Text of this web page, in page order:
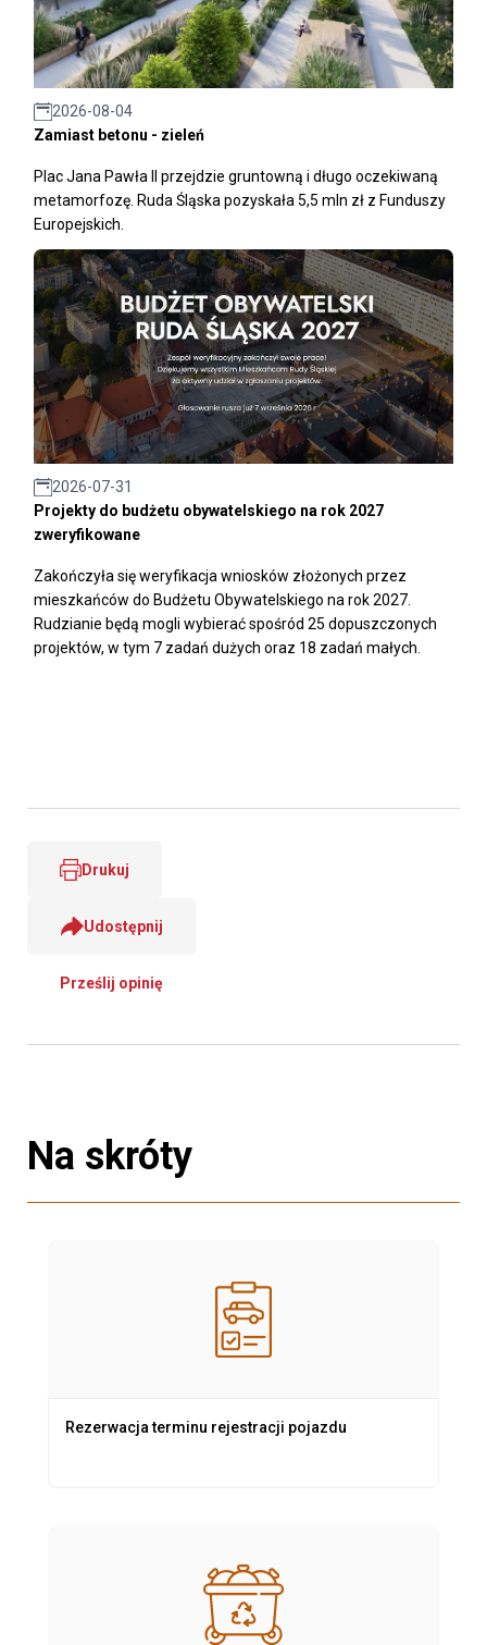
2026-08-04
Zamiast betonu - zieleń
Plac Jana Pawła II przejdzie gruntowną i długo oczekiwaną
metamorfozę. Ruda Śląska pozyskała 5,5 mln zł z Funduszy
Europejskich.
2026-07-31
Projekty do budżetu obywatelskiego na rok 2027
zweryfikowane
Zakończyła się weryfikacja wniosków złożonych przez
mieszkańców do Budżetu Obywatelskiego na rok 2027.
Rudzianie będą mogli wybierać spośród 25 dopuszczonych
projektów, w tym 7 zadań dużych oraz 18 zadań małych.
Drukuj
Udostępnij
Prześlij opinię
Na skróty
Rezerwacja terminu rejestracji pojazdu